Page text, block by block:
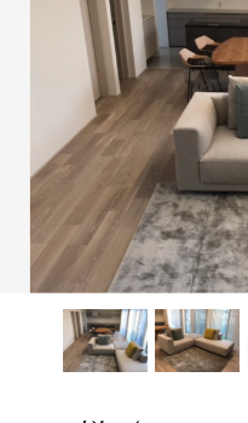
2人掛けソファ リビン
1人掛けソファ ラグ
カウチソファ
ファブリック コレクション
ベッド スツール
AVボード サイドテーブ
全ての